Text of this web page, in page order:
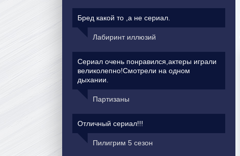
Бред какой то ,а не сериал.
Лабиринт иллюзий
Сериал очень понравился,актеры играли
великолепно!Смотрели на одном
дыхании.
Партизаны
Отличный сериал!!!
Пилигрим 5 сезон